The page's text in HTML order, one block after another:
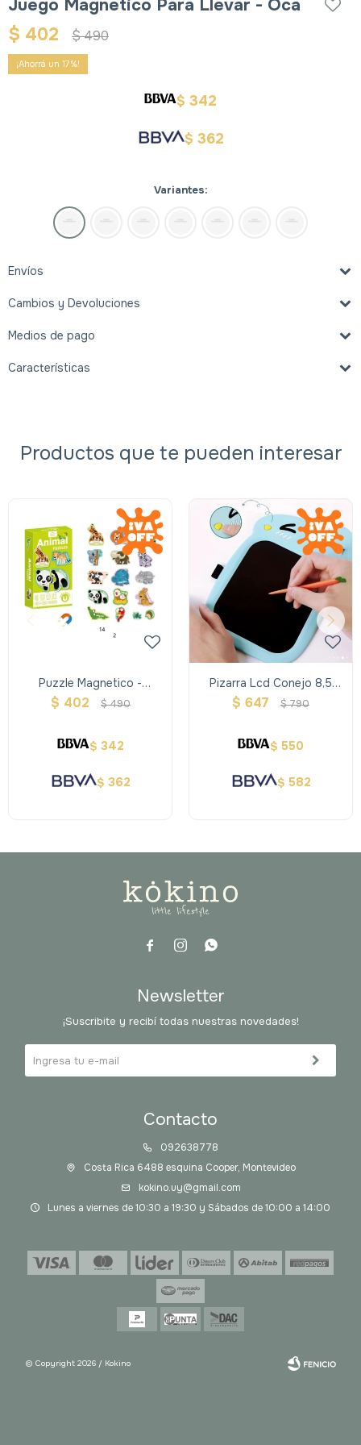
Juego Magnetico Para Llevar - Oca
$ 402 $490
17
$ 342
$ 362
Variantes:
Envíos
Cambios y Devoluciones
Medios de pago
Características
Productos que te pueden interesar
Puzzle Magnetico -
Animales
$ 402 $490
$ 342
$ 362
Pizarra Lcd Conejo 8,5
Color
$ 647 $790
$ 550
$ 582
  
Contacto
092638778
Costa Rica 6488 esquina Cooper, Montevideo
kokino.uy@gmail.com
Lunes a viernes de 10:30 a 19:30 y Sábados de 10:00 a 14:00
Newsletter
¡Suscribite y recibí todas nuestras novedades!
© Copyright 2026 / Kokino